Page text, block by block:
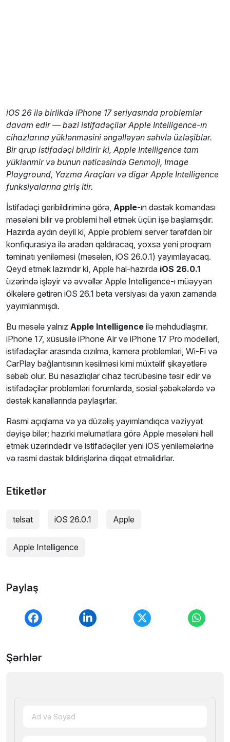
iOS 26 ilə birlikdə iPhone 17 seriyasında problemlər
davam edir — bəzi istifadəçilər Apple Intelligence-ın
cihazlarına yüklənməsini əngəlləyən səhvlə üzləşiblər.
Bir qrup istifadəçi bildirir ki, Apple Intelligence tam
yüklənmir və bunun nəticəsində Genmoji, Image
Playground, Yazma Araçları və digər Apple Intelligence
funksiyalarına giriş itir.
İstifadəçi geribildiriminə görə, Apple-ın dəstək komandası
məsələni bilir və problemi həll etmək üçün işə başlamışdır.
Hazırda aydın deyil ki, Apple problemi server tərəfdən bir
konfiqurasiya ilə aradan qaldıracaq, yoxsa yeni proqram
təminatı yeniləməsi (məsələn, iOS 26.0.1) yayımlayacaq.
Qeyd etmək lazımdır ki, Apple hal-hazırda iOS 26.0.1
üzərində işləyir və əvvəllər Apple Intelligence-ı müəyyən
ölkələrə gətirən iOS 26.1 beta versiyası da yaxın zamanda
yayımlanmışdı.
Bu məsələ yalnız Apple Intelligence ilə məhdudlaşmır.
iPhone 17, xüsusilə iPhone Air və iPhone 17 Pro modelləri,
istifadəçilər arasında cızılma, kamera problemləri, Wi-Fi və
CarPlay bağlantısının kəsilməsi kimi müxtəlif şikayətlərə
səbəb olur. Bu nasazlıqlar cihaz təcrübəsinə təsir edir və
istifadəçilər problemləri forumlarda, sosial şəbəkələrdə və
dəstək kanallarında paylaşırlar.
Rəsmi açıqlama və ya düzəliş yayımlandıqca vəziyyət
dəyişə bilər; hazırki məlumatlara görə Apple məsələni həll
etmək üzərindədir və istifadəçilər yeni iOS yeniləmələrinə
və rəsmi dəstək bildirişlərinə diqqət etməlidirlər.
Etiketlər
telsat iOS 26.0.1 Apple
Apple Intelligence
Paylaş
Şərhlər